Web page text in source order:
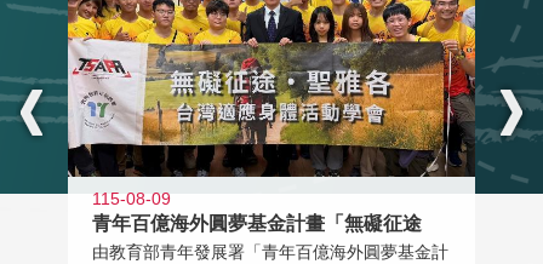
115-08-09
青年百億海外圓夢基金計畫「無礙征途
由教育部青年發展署「青年百億海外圓夢基金計